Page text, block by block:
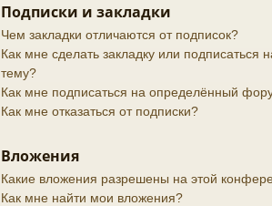
Подписки и закладки
Чем закладки отличаются от подписок?
Как мне сделать закладку или подписаться
тему?
Как мне подписаться на определённый
Как мне отказаться от подписки?
Вложения
Какие вложения разрешены на этой
Как мне найти мои вложения?